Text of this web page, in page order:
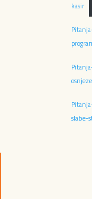
kasir
slabe-